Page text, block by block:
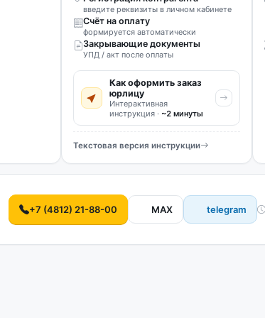
введите реквизиты в личном кабинете
Счёт на оплату
формируется автоматически
Закрывающие документы
УПД / акт после оплаты
Как оформить заказ
юрлицу
Интерактивная
инструкция · ~2 минуты
Текстовая версия инструкции
+7 (4812) 21-88-00 MAX telegram